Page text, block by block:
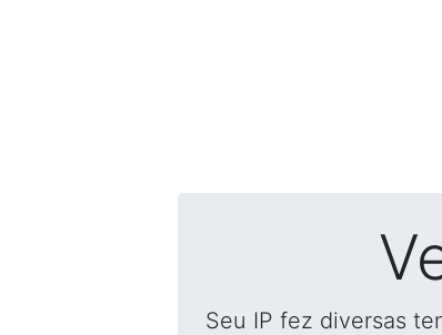
Seu IP fez diversas